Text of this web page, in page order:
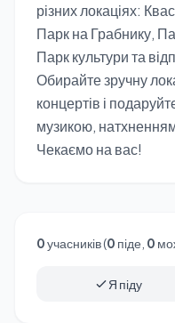
різних локаціях:
Парк на Грабнику,
Парк культури та
Обирайте зручну
концертів і
музикою,
Чекаємо на вас!
0учасників (0 піде, 0
Я піду